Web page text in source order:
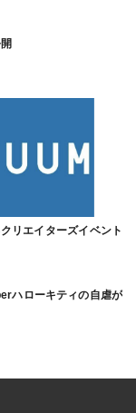
リエイターズイベント
ハローキティの自虐が